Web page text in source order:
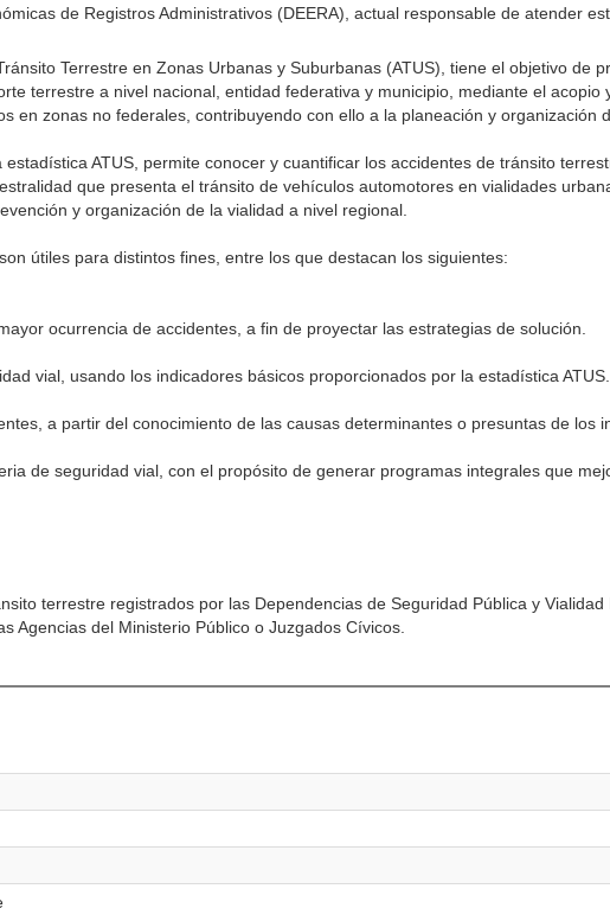
de Registros Administrativos (DEERA), actual responsable de atender
Terrestre en Zonas Urbanas y Suburbanas (ATUS), tiene el objetivo de
terrestre a nivel nacional, entidad federativa y municipio, mediante el acopio
en zonas no federales, contribuyendo con ello a la planeación y organización
ATUS, permite conocer y cuantificar los accidentes de tránsito
que presenta el tránsito de vehículos automotores en vialidades
y organización de la vialidad a nivel regional.
útiles para distintos fines, entre los que destacan los siguientes:
ocurrencia de accidentes, a fin de proyectar las estrategias de solución.
vial, usando los indicadores básicos proporcionados por la estadística ATUS.
a partir del conocimiento de las causas determinantes o presuntas de los
de seguridad vial, con el propósito de generar programas integrales que
terrestre registrados por las Dependencias de Seguridad Pública y Vialidad
Agencias del Ministerio Público o Juzgados Cívicos.